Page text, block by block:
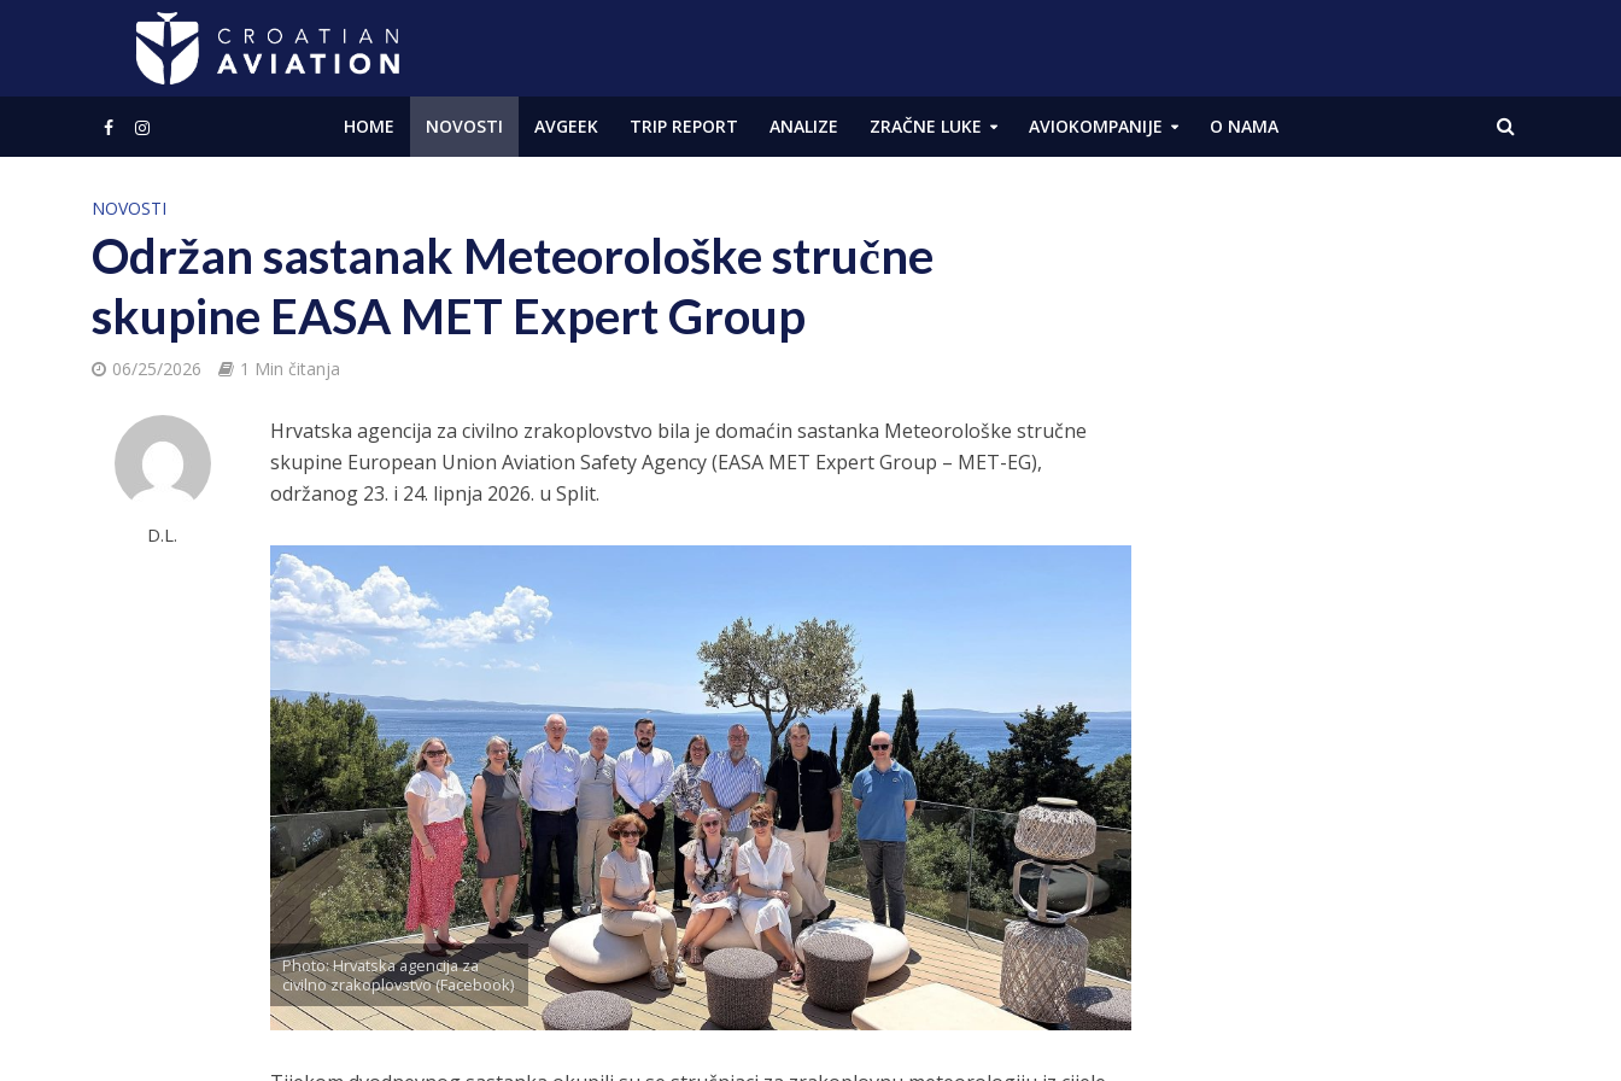
HOME NOVOSTI AVGEEK TRIP REPORT ANALIZE ZRAČNE LUKE AVIOKOMPANIJE O NAMA
NOVOSTI
Održan sastanak Meteorološke stručne
skupine EASA MET Expert Group
06/25/2026 1 Min čitanja
D.L.
Hrvatska agencija za civilno zrakoplovstvo bila je domaćin sastanka Meteorološke stručne
skupine European Union Aviation Safety Agency (EASA MET Expert Group – MET-EG),
održanog 23. i 24. lipnja 2026. u Split.
Photo: Hrvatska agencija za
civilno zrakoplovstvo (Facebook)